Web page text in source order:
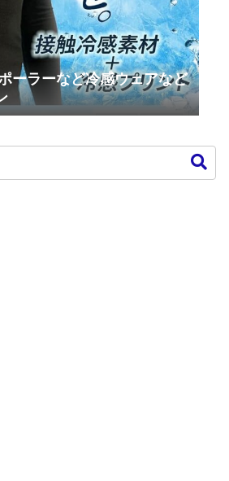
ーラーなど冷感ウェアなど